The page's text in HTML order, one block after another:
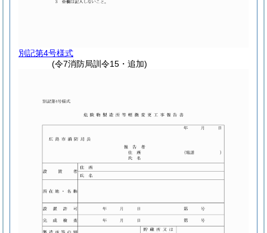
別記第4号様式
(令7消防局訓令15・追加)